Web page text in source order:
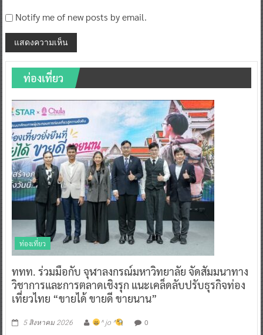
Notify me of new posts by email.
ท่องเที่ยว
ท่องเที่ยว
ททท. ร่วมมือกับ จุฬาลงกรณ์มหาวิทยาลัย จัดสัมมนาทาง
วิชาการและการตลาดเชิงรุก แนะเคล็ดลับปรับธุรกิจท่อง
เที่ยวไทย “ขายได้ ขายดี ขายนาน”
5 สิงหาคม 2026 ^ jo ^ 0